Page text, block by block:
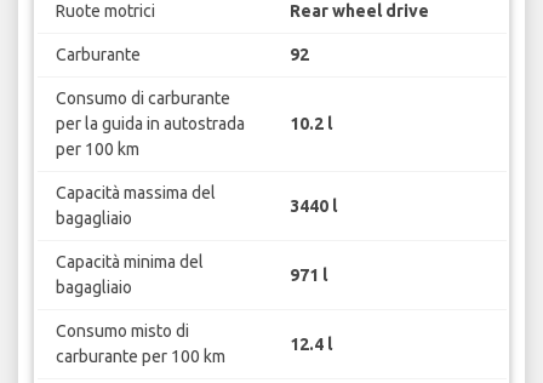
Ruote motrici Rear wheel drive
Carburante 92
Consumo di carburante
per la guida in autostrada
per 100 km
10.2 l
Capacità massima del
bagagliaio
3440 l
Capacità minima del
bagagliaio
971 l
Consumo misto di
carburante per 100 km
12.4 l